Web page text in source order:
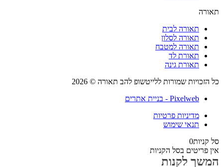
תאורה לבית
תאורה לסלון
תאורה למטבח
תאורת לד
תאורת גינה
שמורות ללייטשופ להב תאורה © 2026
Pixelweb - בניית אתרים
מדיניות פרטיות
תנאי שימוש
0
פריטים בסל הקניות
לקנות